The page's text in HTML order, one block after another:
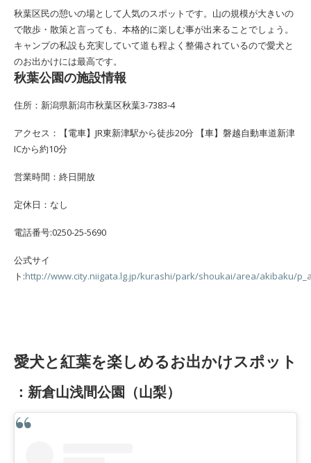
秋葉区民の憩いの場として人気のスポットです。山の規模が大きいの
で散歩・散策と言っても、本格的に楽しむ事が出来ることでしょう。
キャンプの私設も充実していて道も程よく整備されているので愛犬と
のお出かけには最高です。
秋葉公園の施設情報
住所：新潟県新潟市秋葉区秋葉3-7383-4
アクセス：【電車】JR東新津駅から徒歩20分 【車】磐越自動車道新津
ICから約10分
営業時間：終日開放
定休日：なし
電話番号:0250-25-5690
公式サイ
ト:http://www.city.niigata.lg.jp/kurashi/park/shoukai/area/akibaku/
愛犬と紅葉を楽しめるお出かけスポット
：新倉山浅間公園（山梨）